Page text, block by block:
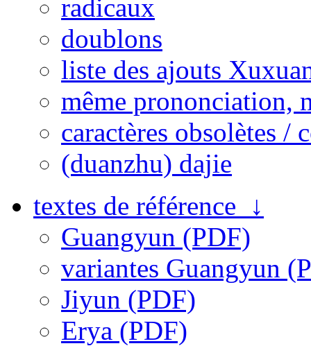
radicaux
doublons
liste des ajouts
même prononciation,
caractères obsolètes /
(duanzhu) dajie
textes de référence ↓
Guangyun (PDF)
variantes Guangyun
Jiyun (PDF)
Erya (PDF)